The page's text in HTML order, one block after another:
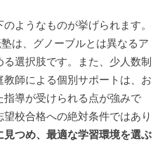
ようなものが挙げられます。
は、グノーブルとは異なるア
選択肢です。また、少人数制
師による個別サポートは、お
導が受けられる点が強みで
校合格への絶対条件ではあり
見つめ、最適な学習環境を選ぶ